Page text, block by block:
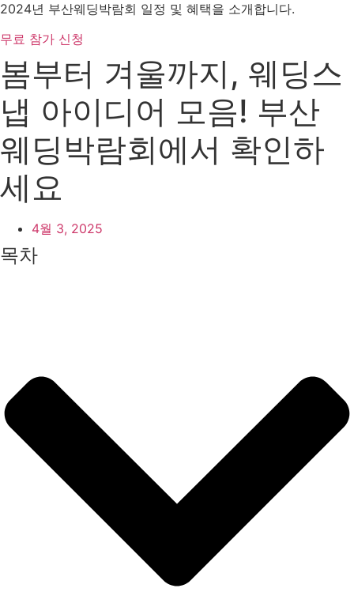
2024년 부산웨딩박람회 일정 및 혜택을 소개합니다.
무료 참가 신청
봄부터 겨울까지, 웨딩스
냅 아이디어 모음! 부산
웨딩박람회에서 확인하
세요
4월 3, 2025
목차